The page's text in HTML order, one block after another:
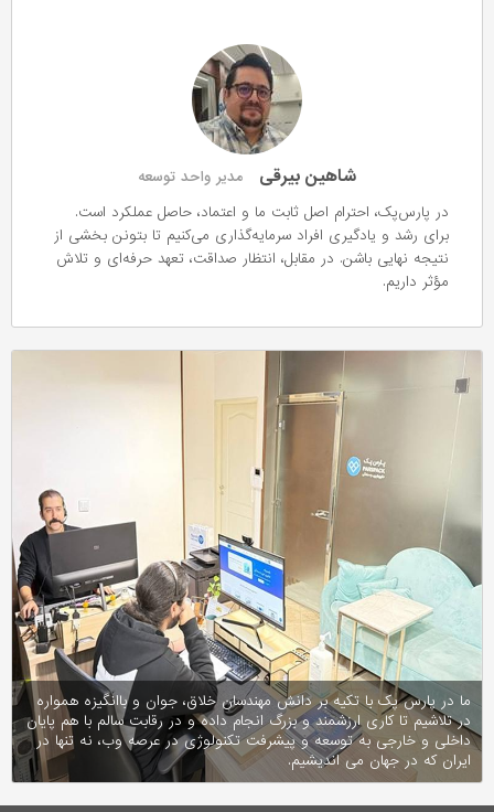
شاهین بیرقی
مدیر واحد توسعه
در پارس‌پک، احترام اصل ثابت ما و اعتماد، حاصل عملکرد است.
برای رشد و یادگیری افراد سرمایه‌گذاری می‌کنیم تا بتونن بخشی از
نتیجه نهایی باشن. در مقابل، انتظار صداقت، تعهد حرفه‌ای و تلاش
مؤثر داریم.
ما در پارس پک با تکیه بر دانش مهندسان خلاق، جوان و باانگیزه همواره
در تلاشیم تا کاری ارزشمند و بزرگ انجام داده و در رقابت سالم با هم پایان
داخلی و خارجی به توسعه و پیشرفت تکنولوژی در عرصه وب، نه تنها در
ایران که در جهان می اندیشیم.